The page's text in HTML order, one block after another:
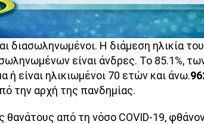
διασωληνωμένοι. Η διάμεση ηλικία
είναι άνδρες. To 85.1%,
ή είναι ηλικιωμένοι 70 ετών και άνω.
την αρχή της πανδημίας.
θανάτους από τη νόσο COVID-19,